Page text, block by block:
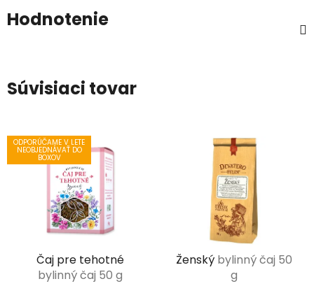
Hodnotenie
Súvisiaci tovar
ODPORÚČAME V LETE
NEOBJEDNÁVAŤ DO
BOXOV
Čaj pre tehotné
bylinný čaj 50 g
Ženský bylinný čaj 50
g